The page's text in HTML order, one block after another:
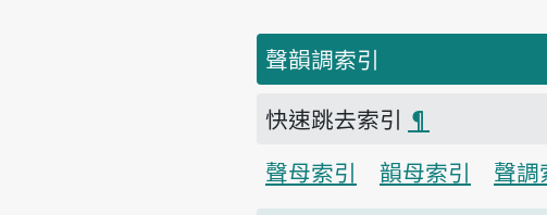
聲韻調索引
快速跳去索引 ¶
聲母索引
韻母索引
聲調